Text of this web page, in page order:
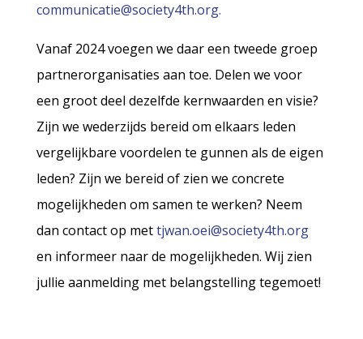
communicatie@society4th.org.
Vanaf 2024 voegen we daar een tweede groep
partnerorganisaties aan toe. Delen we voor
een groot deel dezelfde kernwaarden en visie?
Zijn we wederzijds bereid om elkaars leden
vergelijkbare voordelen te gunnen als de eigen
leden? Zijn we bereid of zien we concrete
mogelijkheden om samen te werken? Neem
dan contact op mettjwan.oei@society4th.org
en informeer naar de mogelijkheden. Wij zien
jullie aanmelding met belangstelling tegemoet!